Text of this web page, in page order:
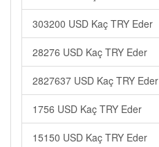
303200 USD Kaç TRY Eder
28276 USD Kaç TRY Eder
2827637 USD Kaç TRY Eder
1756 USD Kaç TRY Eder
15150 USD Kaç TRY Eder